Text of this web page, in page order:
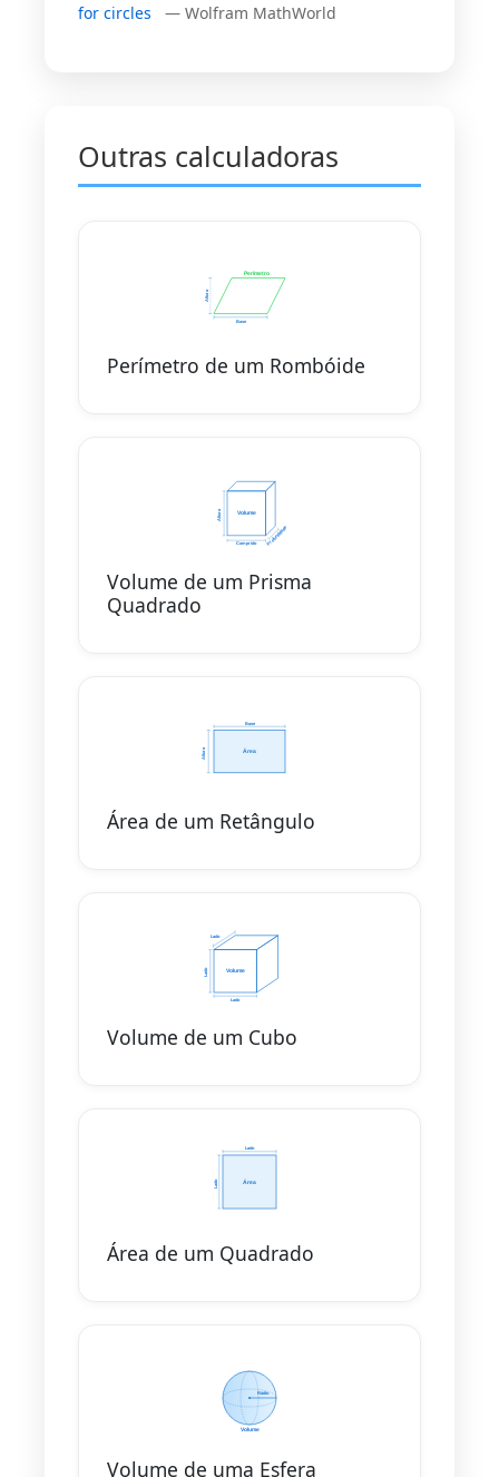
for circles
— Wolfram MathWorld
Outras calculadoras
Perímetro de um Rombóide
Volume de um Prisma
Quadrado
Área de um Retângulo
Volume de um Cubo
Área de um Quadrado
Volume de uma Esfera